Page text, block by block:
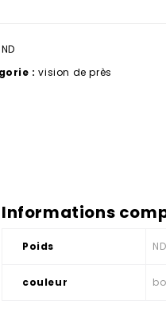
ND
:vision de près
Informations
Poids ND
couleur